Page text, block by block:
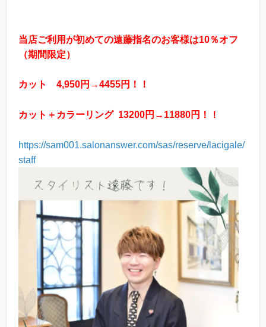
当店ご利用が初めての遠藤指名のお客様は10％オフ
（期間限定）
カット 4,950円→4455円！！
カット＋カラーリング 13200円→11880円！！
https://sam001.salonanswer.com/sas/reserve/lacigale/
staff